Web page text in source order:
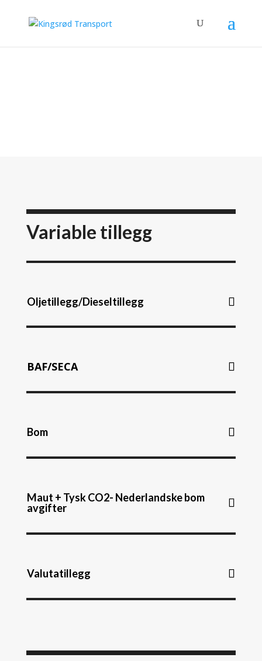
Variable tillegg
Oljetillegg/Dieseltillegg
BAF/SECA
Bom
Maut + Tysk CO2- Nederlandske bom
avgifter
Valutatillegg